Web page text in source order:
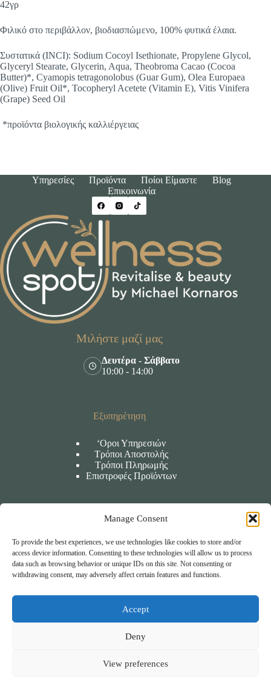
Manage Consent
To provide the best experiences, we use technologies like cookies to store and/or
access device information. Consenting to these technologies will allow us to process
data such as browsing behavior or unique IDs on this site. Not consenting or
withdrawing consent, may adversely affect certain features and functions.
Accept
Deny
View preferences
42γρ
Φιλικό στο περιβάλλον, βιοδιασπώμενο, 100% φυτικά έλαια.
Συστατικά (INCI): Sodium Cocoyl Isethionate, Propylene Glycol,
Glyceryl Stearate, Glycerin, Aqua, Theobroma Cacao (Cocoa
Butter)*, Cyamopis tetragonolobus (Guar Gum), Olea Europaea
(Olive) Fruit Oil*, Tocopheryl Acetete (Vitamin E), Vitis Vinifera
(Grape) Seed Oil
*προϊόντα βιολογικής καλλιέργειας
Υπηρεσίες Προϊόντα Ποίοι Είμαστε
Blog
Επικοινωνία
Μιλήστε μαζί μας
Δευτέρα - Σάββατο
10:00 - 14:00
Εξυπηρέτηση
‘Οροι Υπηρεσιών
Τρόποι Αποστολής
Τρόποι Πληρωμής
Επιστροφές Προϊόντων
Πληροφορίες
‘Οροι χρήσης
Πολιτική Απορρήτου
Πολιτική Cookies
Επικοινωνία
(+30) 2843400857